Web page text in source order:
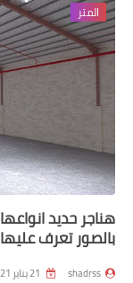
المتر
هناجر حديد
بالصور تعرف عليها
shadrss